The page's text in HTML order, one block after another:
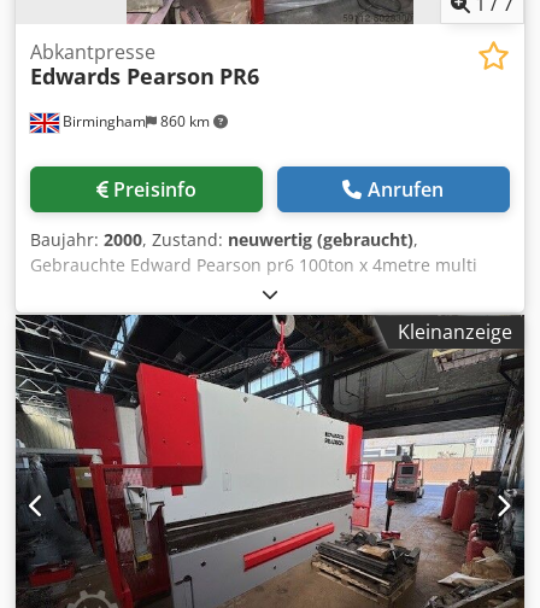
Birmingham 860 km
Abkantpresse
Edwards Pearson PR6
Preisinfo Anrufen
Baujahr: 2000, Zustand: neuwertig (gebraucht),
Gebrauchte Edward Pearson pr6 100ton x 4metre multi
axis cnc abkantpresse zu verkaufen Pr6 100/4100 Marke:
Edwards Pearson Modell: PR 6 Druckreferenz Jahr / neu:
2000 Gesamtachse:6 - 4Achsen Hinteranschlag X R Z1 Z2
X1 - kürzlich ersetzt / neue Verstärker Freistehend, keine
Grube erforderlich Crodpfxog D Uapj Ailjf Kapazität /
Bettgröße / Tonnage: 4Meter x 4100mm x 100Tonnen Cnc-
Steuerung: Cybelec DNC 1200 PS/B Vollständig gewartet
mit Bystronic uk - wie per Foto beigefügt Komplett mit
gebrauchten Werkzeugen, aber wir können auch ein
Angebot für brandneue Werkzeuge erstellen, um diese
Maschine zur Herstellung Ihrer Stahlprodukte einzusetzen.
Die Lieferung an Ihre Fabrik und Installation komplett mit
Unterricht mit Ihren Betreibern kann arrangiert werden.
Kleinanzeige